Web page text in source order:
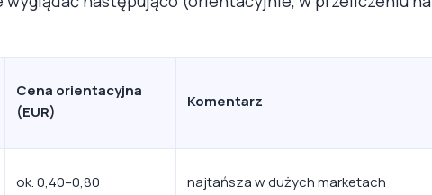
Cena orientacyjna
(EUR)
Komentarz
ok. 0,40–0,80 najtańsza w dużych marketach